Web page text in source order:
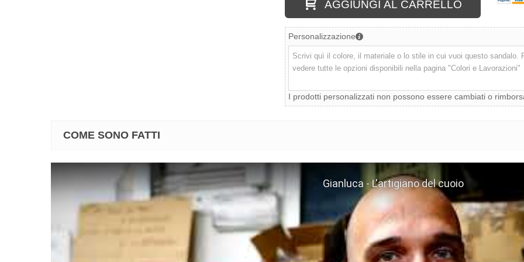
AGGIUNGI AL CARRELLO
Personalizzazione
I prodotti personalizzati non possono essere cambiati o
COME SONO FATTI